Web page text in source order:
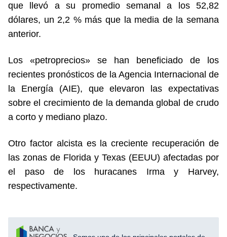
que llevó a su promedio semanal a los 52,82
dólares, un 2,2 % más que la media de la semana
anterior.
Los «petroprecios» se han beneficiado de los
recientes pronósticos de la Agencia Internacional de
la Energía (AIE), que elevaron las expectativas
sobre el crecimiento de la demanda global de crudo
a corto y mediano plazo.
Otro factor alcista es la creciente recuperación de
las zonas de Florida y Texas (EEUU) afectadas por
el paso de los huracanes Irma y Harvey,
respectivamente.